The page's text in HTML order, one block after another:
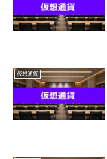
仮想通貨